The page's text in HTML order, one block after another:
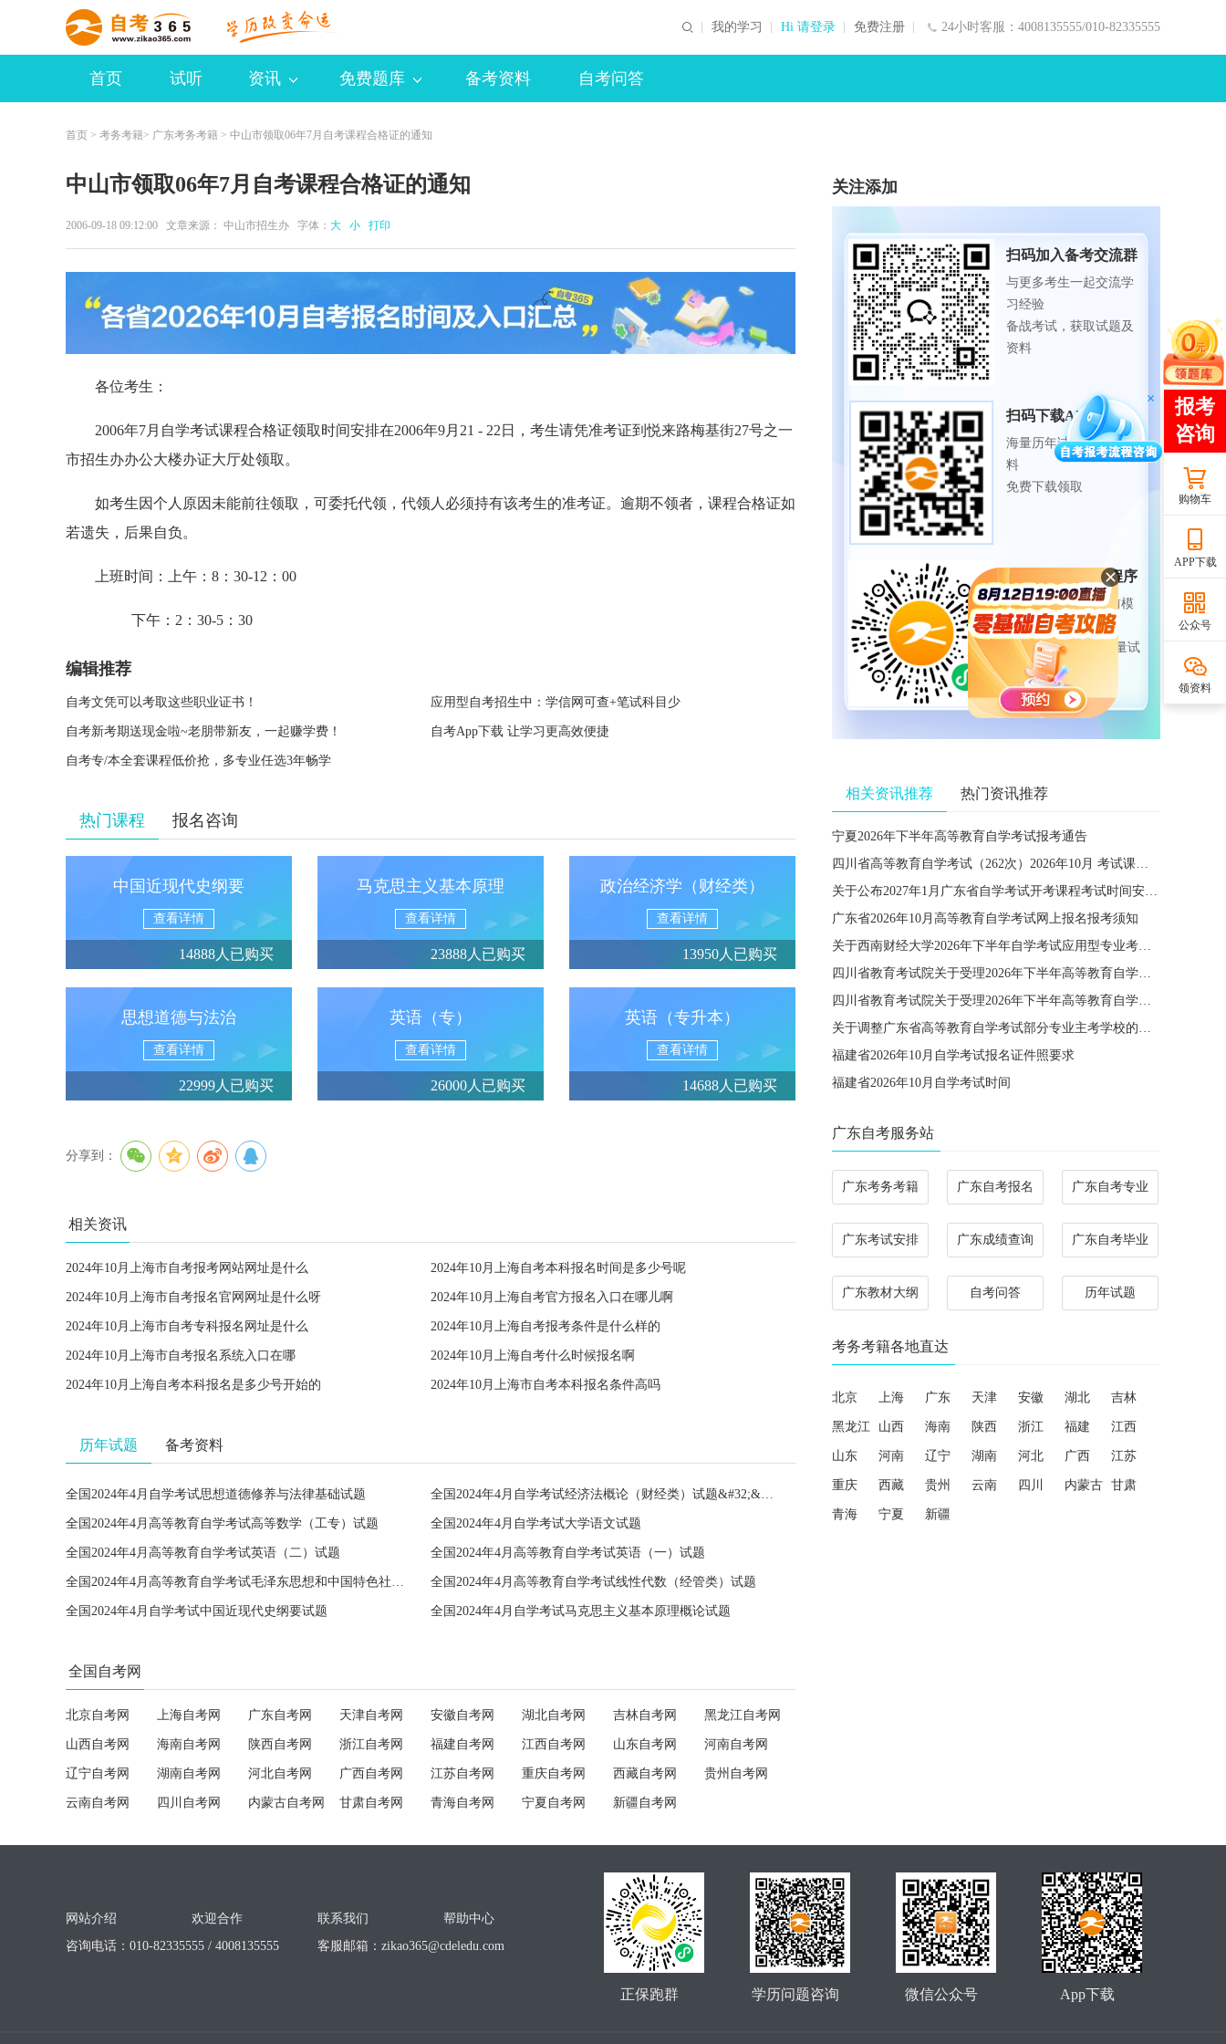
24小时客服：4008135555/010-82335555
我的学习 Hi 请登录 免费注册
首页 试听 资讯 免费题库 备考资料 自考问答
首页 > 考务考籍> 广东考务考籍 > 中山市领取06年7月自考课程合格证的通知
中山市领取06年7月自考课程合格证的通知
2006-09-18 09:12:00 文章来源： 中山市招生办 字体： 大 小 打印
各位考生：
2006年7月自学考试课程合格证领取时间安排在2006年9月21 - 22日，考生请凭准考证到悦来路梅基街27号之一
市招生办办公大楼办证大厅处领取。
如考生因个人原因未能前往领取，可委托代领，代领人必须持有该考生的准考证。逾期不领者，课程合格证如
若遗失，后果自负。
上班时间：上午：8：30-12：00
下午：2：30-5：30
编辑推荐
自考文凭可以考取这些职业证书！ 应用型自考招生中：学信网可查+笔试科目少
自考新考期送现金啦~老朋带新友，一起赚学费！ 自考App下载 让学习更高效便捷
自考专/本全套课程低价抢，多专业任选3年畅学
热门课程 报名咨询
中国近现代史纲要
查看详情
14888人已购买
马克思主义基本原理
查看详情
23888人已购买
政治经济学（财经类）
查看详情
13950人已购买
思想道德与法治
查看详情
22999人已购买
英语（专）
查看详情
26000人已购买
英语（专升本）
查看详情
14688人已购买
分享到：
相关资讯
2024年10月上海市自考报考网站网址是什么 2024年10月上海自考本科报名时间是多少号呢
2024年10月上海市自考报名官网网址是什么呀 2024年10月上海自考官方报名入口在哪儿啊
2024年10月上海市自考专科报名网址是什么 2024年10月上海自考报考条件是什么样的
2024年10月上海市自考报名系统入口在哪 2024年10月上海自考什么时候报名啊
2024年10月上海自考本科报名是多少号开始的 2024年10月上海市自考本科报名条件高吗
历年试题 备考资料
全国2024年4月自学考试思想道德修养与法律基础试题 全国2024年4月自学考试经济法概论（财经类）试题&#32;&#32;
全国2024年4月高等教育自学考试高等数学（工专）试题 全国2024年4月自学考试大学语文试题
全国2024年4月高等教育自学考试英语（二）试题 全国2024年4月高等教育自学考试英语（一）试题
全国2024年4月高等教育自学考试毛泽东思想和中国特色社会主义理论体系概论试题 全国2024年4月高等教育自学考试线性代数（经管类）试题
全国2024年4月自学考试中国近现代史纲要试题 全国2024年4月自学考试马克思主义基本原理概论试题
全国自考网
北京自考网 上海自考网 广东自考网 天津自考网 安徽自考网 湖北自考网 吉林自考网 黑龙江自考网
山西自考网 海南自考网 陕西自考网 浙江自考网 福建自考网 江西自考网 山东自考网 河南自考网
辽宁自考网 湖南自考网 河北自考网 广西自考网 江苏自考网 重庆自考网 西藏自考网 贵州自考网
云南自考网 四川自考网 内蒙古自考网 甘肃自考网 青海自考网 宁夏自考网 新疆自考网
关注添加
扫码加入备考交流群
与更多考生一起交流学
习经验
备战考试，获取试题及
资料
扫码下载APP
海量历年试题、备考资
料
免费下载领取
扫码进入微信小程序
每日练题巩固、考前模
拟实战
免费体验自考365海量试
相关资讯推荐 热门资讯推荐
宁夏2026年下半年高等教育自学考试报考通告
四川省高等教育自学考试（262次）2026年10月 考试课程简表
关于公布2027年1月广东省自学考试开考课程考试时间安排和使用教材的通知
广东省2026年10月高等教育自学考试网上报名报考须知
关于西南财经大学2026年下半年自学考试应用型专业考籍更改办理的通知
四川省教育考试院关于受理2026年下半年高等教育自学考试省际转考申请的通告
四川省教育考试院关于受理2026年下半年高等教育自学考试考籍更改申请的通告
关于调整广东省高等教育自学考试部分专业主考学校的通知
福建省2026年10月自学考试报名证件照要求
福建省2026年10月自学考试时间
广东自考服务站
广东考务考籍 广东自考报名 广东自考专业
广东考试安排 广东成绩查询 广东自考毕业
广东教材大纲 自考问答 历年试题
考务考籍各地直达
北京 上海 广东 天津 安徽 湖北 吉林
黑龙江 山西 海南 陕西 浙江 福建 江西
山东 河南 辽宁 湖南 河北 广西 江苏
重庆 西藏 贵州 云南 四川 内蒙古 甘肃
青海 宁夏 新疆
购物车
APP下载
公众号
领资料
网站介绍 欢迎合作 联系我们
帮助中心
咨询电话：010-82335555 / 4008135555
客服邮箱： zikao365@cdeledu.com
App下载
微信公众号
学历问题咨询
正保跑群